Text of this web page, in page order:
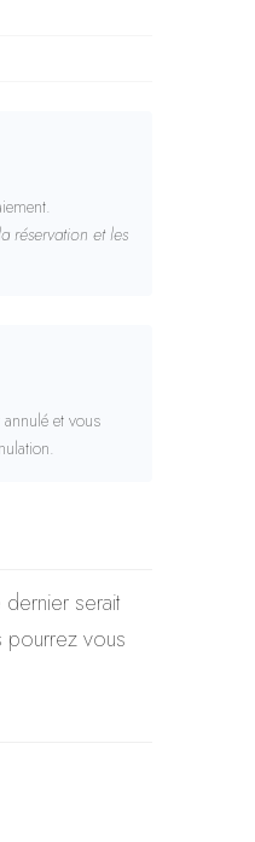
réservation et les
et vous
serait
pourrez vous